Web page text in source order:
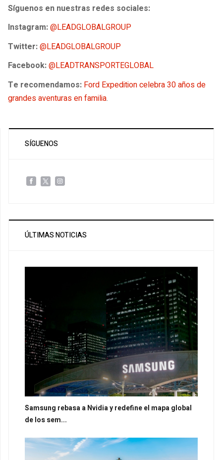
Síguenos en nuestras redes sociales:
Instagram:@LEADGLOBALGROUP
Twitter:@LEADGLOBALGROUP
Facebook:@LEADTRANSPORTEGLOBAL
Te recomendamos: Ford Expedition celebra 30 años de
grandes aventuras en familia.
SÍGUENOS
ÚLTIMAS NOTICIAS
Samsung rebasa a Nvidia y redefine el mapa global
de los sem...